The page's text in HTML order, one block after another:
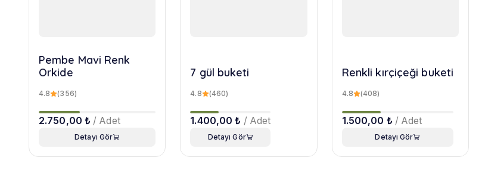
Pembe Mavi Renk
Orkide
4.8 (356)
2.750,00 ₺ / Adet
Detayı Gör
7 gül buketi
4.8 (460)
1.400,00 ₺ / Adet
Detayı Gör
Renkli kırçiçeği buketi
4.8 (408)
1.500,00 ₺ / Adet
Detayı Gör